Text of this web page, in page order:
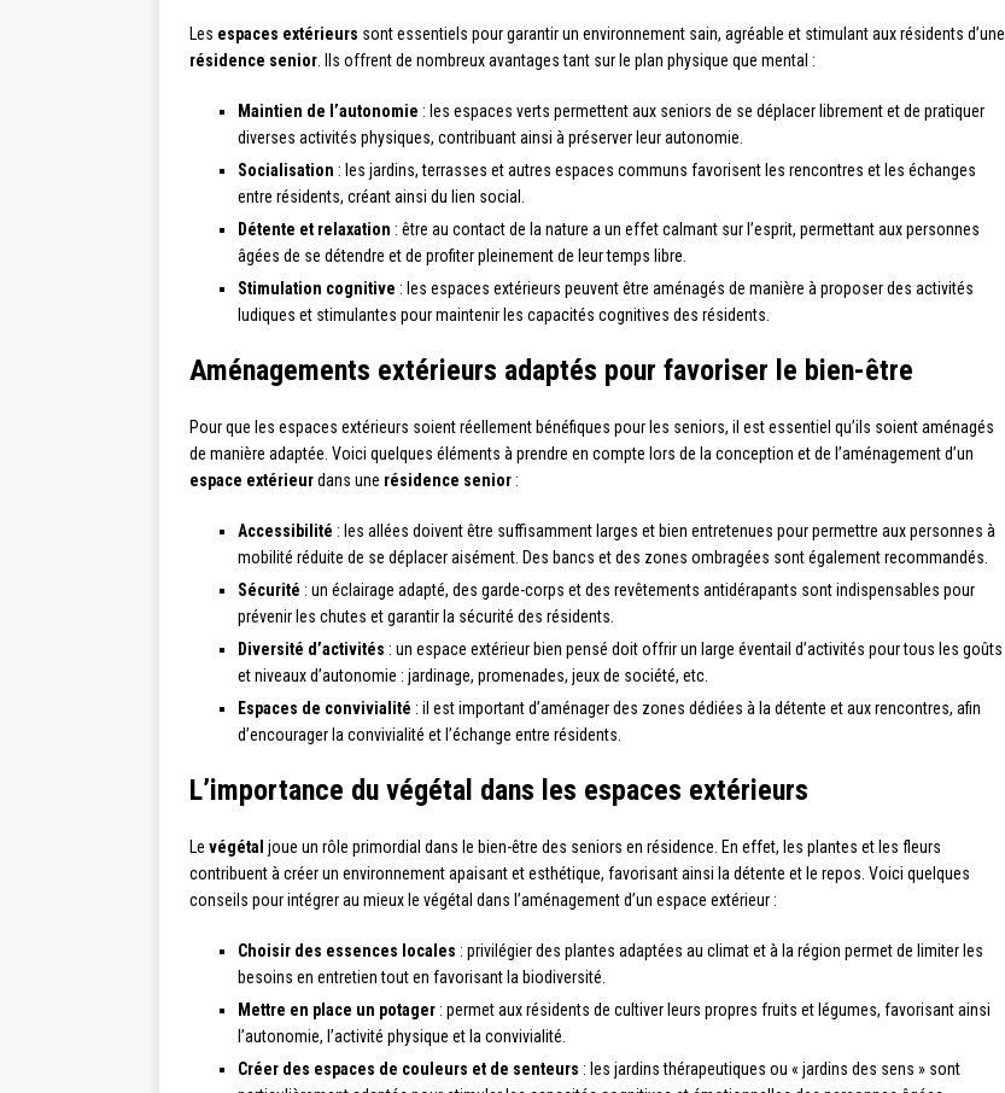
Les espaces extérieurs sont essentiels pour garantir un environnement sain, agréable et stimulant aux résidents d’une
résidence senior . Ils offrent de nombreux avantages tant sur le plan physique que mental :
Maintien de l’autonomie : les espaces verts permettent aux seniors de se déplacer librement et de pratiquer
diverses activités physiques, contribuant ainsi à préserver leur autonomie.
Socialisation : les jardins, terrasses et autres espaces communs favorisent les rencontres et les échanges
entre résidents, créant ainsi du lien social.
Détente et relaxation : être au contact de la nature a un effet calmant sur l’esprit, permettant aux personnes
âgées de se détendre et de profiter pleinement de leur temps libre.
Stimulation cognitive : les espaces extérieurs peuvent être aménagés de manière à proposer des activités
ludiques et stimulantes pour maintenir les capacités cognitives des résidents.
Aménagements extérieurs adaptés pour favoriser le bien-être
Pour que les espaces extérieurs soient réellement bénéfiques pour les seniors, il est essentiel qu’ils soient aménagés
de manière adaptée. Voici quelques éléments à prendre en compte lors de la conception et de l’aménagement d’un
espace extérieurdans une résidence senior :
Accessibilité : les allées doivent être suffisamment larges et bien entretenues pour permettre aux personnes à
mobilité réduite de se déplacer aisément. Des bancs et des zones ombragées sont également recommandés.
Sécurité : un éclairage adapté, des garde-corps et des revêtements antidérapants sont indispensables pour
prévenir les chutes et garantir la sécurité des résidents.
Diversité d’activités : un espace extérieur bien pensé doit offrir un large éventail d’activités pour tous les goûts
et niveaux d’autonomie : jardinage, promenades, jeux de société, etc.
Espaces de convivialité : il est important d’aménager des zones dédiées à la détente et aux rencontres, afin
d’encourager la convivialité et l’échange entre résidents.
L’importance du végétal dans les espaces extérieurs
Le végétal joue un rôle primordial dans le bien-être des seniors en résidence. En effet, les plantes et les fleurs
contribuent à créer un environnement apaisant et esthétique, favorisant ainsi la détente et le repos. Voici quelques
conseils pour intégrer au mieux le végétal dans l’aménagement d’un espace extérieur :
Choisir des essences locales : privilégier des plantes adaptées au climat et à la région permet de limiter les
besoins en entretien tout en favorisant la biodiversité.
Mettre en place un potager : permet aux résidents de cultiver leurs propres fruits et légumes, favorisant ainsi
l’autonomie, l’activité physique et la convivialité.
Créer des espaces de couleurs et de senteurs : les jardins thérapeutiques ou « jardins des sens » sont